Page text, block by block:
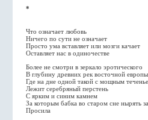
*
Что означает любовь
Ничего по сути не означает
Просто ума вставляет или мозги качает
Оставляет нас в одиночестве
Более не смотри в зеркало эротического
В глубину древних рек восточной европы
Где на дне одной такой с мощным
Лежит серебряный перстень
С ярким и синим камнем
За которым бабка во старом сне нырять
Просила